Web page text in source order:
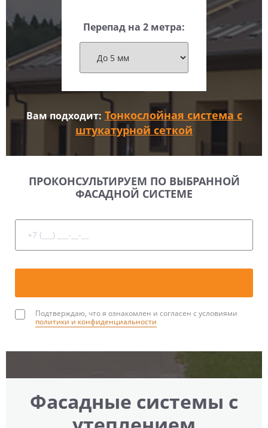
Перепад на 2 метра:
Вам подходит: Тонкослойная система с
штукатурной сеткой
ПРОКОНСУЛЬТИРУЕМ ПО ВЫБРАННОЙ
ФАСАДНОЙ СИСТЕМЕ
Подтверждаю, что я ознакомлен и согласен с условиями
политики и конфиденциальности
Фасадные системы c